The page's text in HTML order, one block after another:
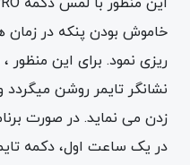
خاموش بودن پنکه در زمان
نشانگر تایمر روشن
زدن می نماید. در صورت
در یک ساعت اول، دکمه